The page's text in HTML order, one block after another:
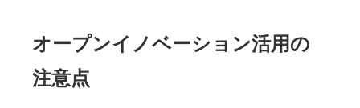
オープンイノベーション活用の
注意点